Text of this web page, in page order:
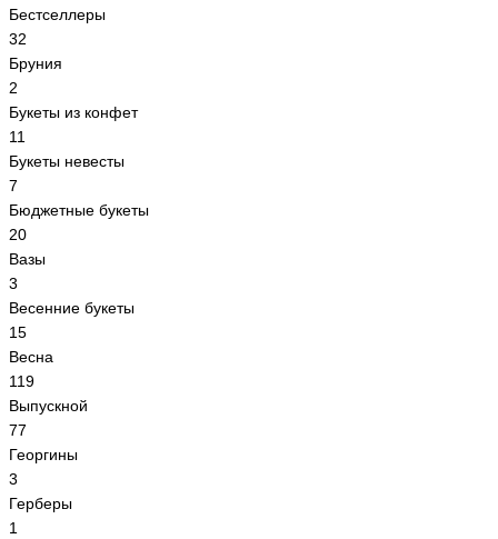
Бестселлеры
32
Бруния
2
Букеты из конфет
11
Букеты невесты
7
Бюджетные букеты
20
Вазы
3
Весенние букеты
15
Весна
119
Выпускной
77
Георгины
3
Герберы
1